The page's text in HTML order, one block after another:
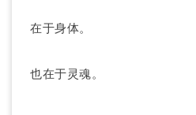
在于身体。
也在于灵魂。